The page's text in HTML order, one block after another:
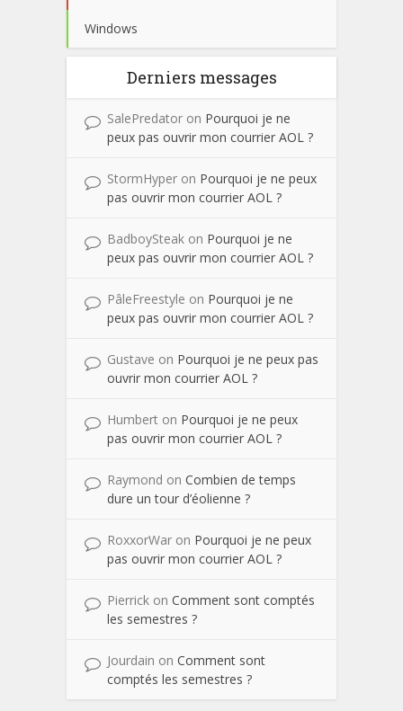
Windows
Derniers messages
SalePredator on Pourquoi je ne
peux pas ouvrir mon courrier AOL ?
StormHyper on Pourquoi je ne peux
pas ouvrir mon courrier AOL ?
BadboySteak on Pourquoi je ne
peux pas ouvrir mon courrier AOL ?
PâleFreestyle on Pourquoi je ne
peux pas ouvrir mon courrier AOL ?
Gustave on Pourquoi je ne peux pas
ouvrir mon courrier AOL ?
Humbert on Pourquoi je ne peux
pas ouvrir mon courrier AOL ?
Raymond on Combien de temps
dure un tour d’éolienne ?
RoxxorWar on Pourquoi je ne peux
pas ouvrir mon courrier AOL ?
Pierrick on Comment sont comptés
les semestres ?
Jourdain on Comment sont
comptés les semestres ?